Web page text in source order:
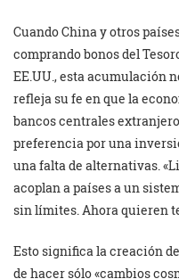
Cuando China y otros
comprando bonos del
EE.UU., esta acumulación
refleja su fe en que la
bancos centrales
preferencia por una
una falta de alternativas.
acoplan a países a un
sin límites. Ahora quieren
Esto significa la creación
de hacer sólo «cambios